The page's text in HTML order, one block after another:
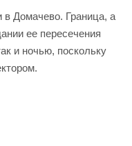
в Домачево. Граница, а
ее пересечения
и ночью, поскольку